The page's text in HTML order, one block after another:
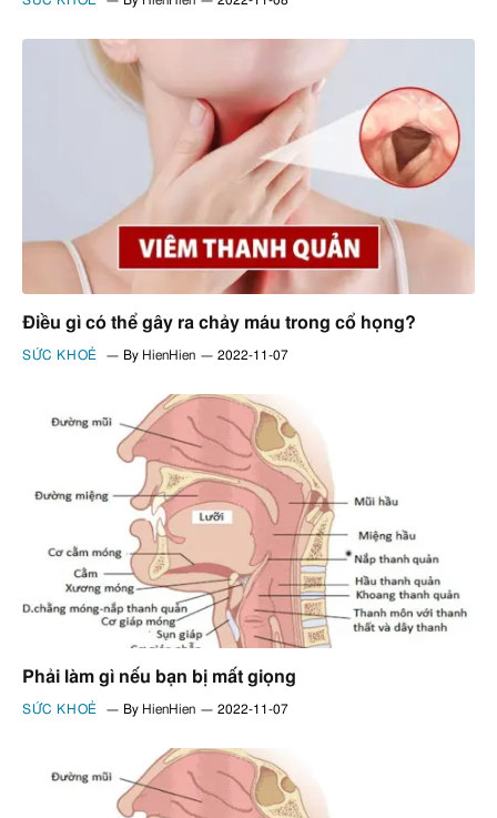
Điều gì có thể gây ra chảy máu trong cổ họng?
SỨC KHOẺ By HienHien 2022-11-07
Phải làm gì nếu bạn bị mất giọng
SỨC KHOẺ By HienHien 2022-11-07